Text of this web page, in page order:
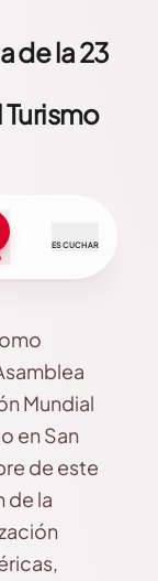
de la 23
ESCUCHAR
Mundial
en San
de este
de la